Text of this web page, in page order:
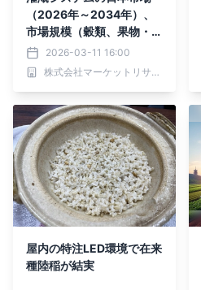
（2026年～2034年）、
市場規模（穀類、果物・野
菜、油糧種子・豆類、換金
作物）・分析レポートを発
表
2026-03-11 16:00
株式会社マーケットリサーチセンター
屋内の特注LED環境で在来
種陸稲が結実